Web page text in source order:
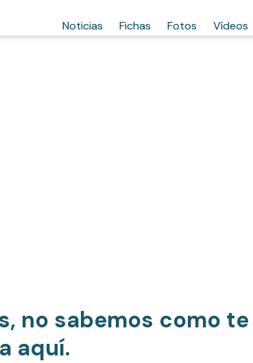
Noticias Fichas Fotos Vídeos
no sabemos como
aquí.